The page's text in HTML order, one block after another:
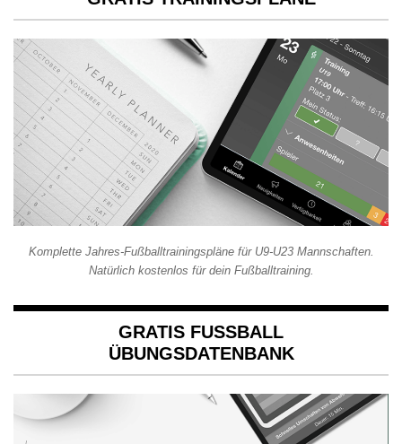
Komplette Jahres-Fußballtrainingspläne für U9-U23 Mannschaften.
Natürlich kostenlos für dein Fußballtraining.
GRATIS FUSSBALL Ü
BUNGSDATENBANK